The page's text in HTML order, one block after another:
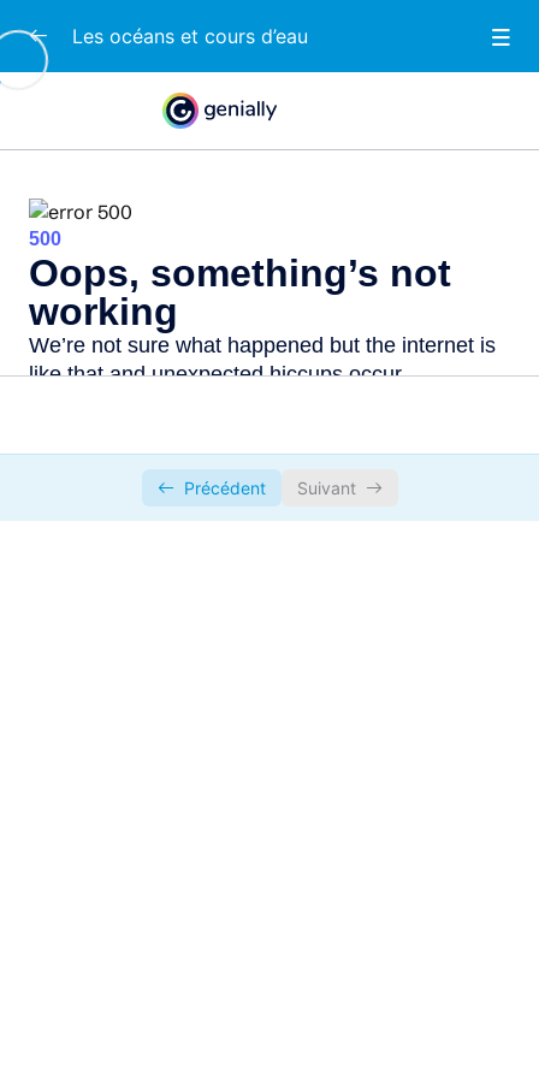
Les mers 0/1
Les passages
Révision : géographie mélangée
Identifie les continents, océans, mers,
pays, passages
00:00
Les océans et cours d’eau
Précédent Suivant